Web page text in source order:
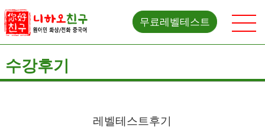
무료레벨테스트
수강후기
레벨테스트후기